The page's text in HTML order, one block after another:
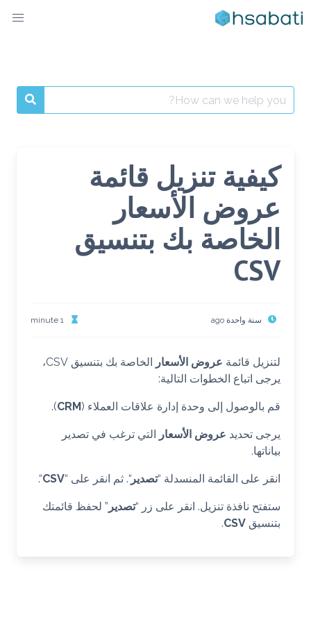
to
Search
for:
كيفية تنزيل قائمة
عروض الأسعار
الخاصة بك بتنسيق
CSV
سنة واحدة ago 1 minute
لتنزيل قائمة عروض الأسعار
الخاصة بك بتنسيق CSV،
يرجى اتباع الخطوات التالية:
قم بالوصول إلى وحدة إدارة علاقات العملاء (CRM
).
يرجى تحديد عروض الأسعار التي ترغب في تصدير
بياناتها.
انقر على القائمة المنسدلة “تصدير“. ثم انقر على “CSV
“.
ستفتح نافذة تنزيل. انقر على زر “تصدير ” لحفظ قائمتك
بتنسيق CSV
.